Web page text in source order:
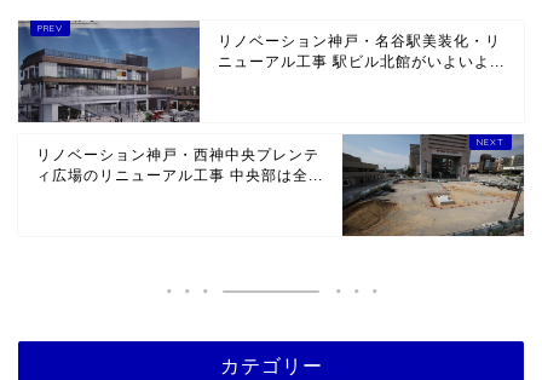
リノベーション神戸・名谷駅美装化・リ
ニューアル工事 駅ビル北館がいよいよ...
リノベーション神戸・西神中央プレンテ
ィ広場のリニューアル工事 中央部は全...
カテゴリー